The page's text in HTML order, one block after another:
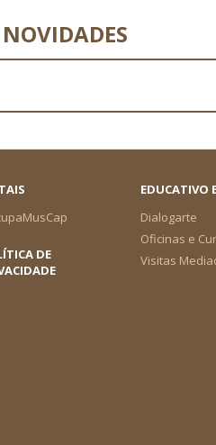
EDUCATIVO
Dialogarte
Oficinas e
Visitas
DE